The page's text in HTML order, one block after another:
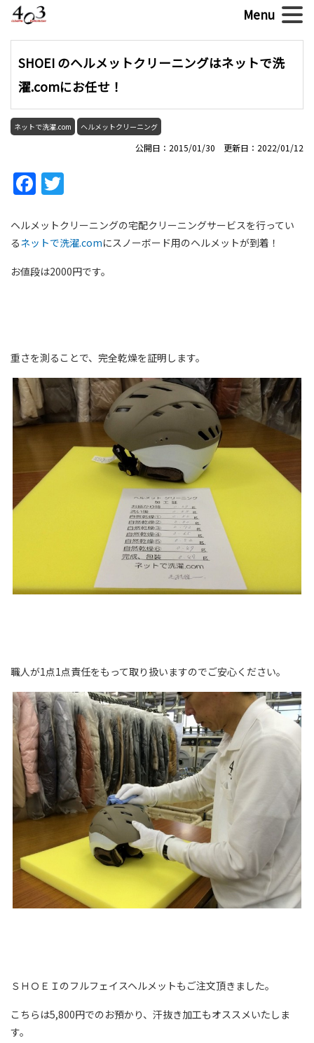
SHOEI のヘルメットクリーニングはネットで洗
濯.comにお任せ！
ネットで洗濯.com ヘルメットクリーニング
公開日：2015/01/30 更新日：2022/01/12
Facebook
ヘルメットクリーニングの宅配クリーニングサービスを行ってい
るネットで洗濯.comにスノーボード用のヘルメットが到着！
お値段は2000円です。
重さを測ることで、完全乾燥を証明します。
職人が1点1点責任をもって取り扱いますのでご安心ください。
ＳＨＯＥＩのフルフェイスヘルメットもご注文頂きました。
こちらは5,800円でのお預かり、汗抜き加工もオススメいたしま
す。